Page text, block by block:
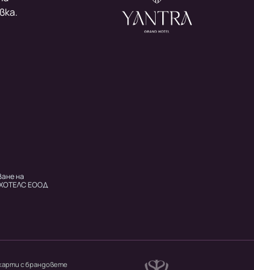
на
ЕООД
с брандовете